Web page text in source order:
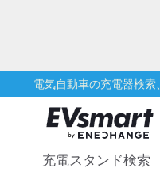
電気自動車の充電器検
充電スタンド検索